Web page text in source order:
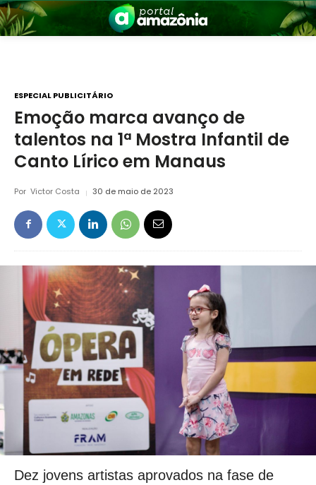
Amazônia
ESPECIAL PUBLICITÁRIO
Emoção marca avanço de
talentos na 1ª Mostra Infantil de
Canto Lírico em Manaus
Por Victor Costa 30 de maio de 2023
Dez jovens artistas aprovados na fase de